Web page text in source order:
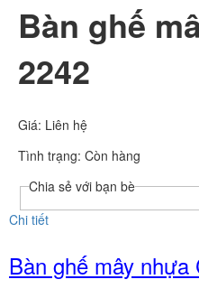
Bàn ghế
2242
Giá: Liên hệ
Tình trạng: Còn hàng
Chia sẻ với bạn bè
Chi tiết
Bàn ghế mây nhựa